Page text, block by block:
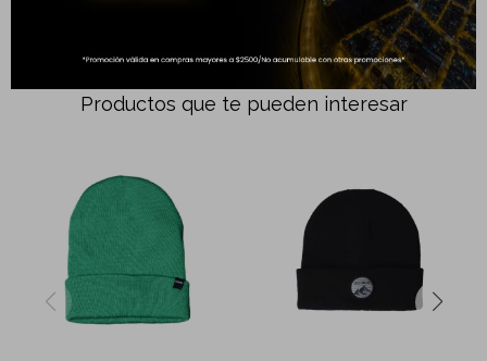
Productos que te pueden interesar